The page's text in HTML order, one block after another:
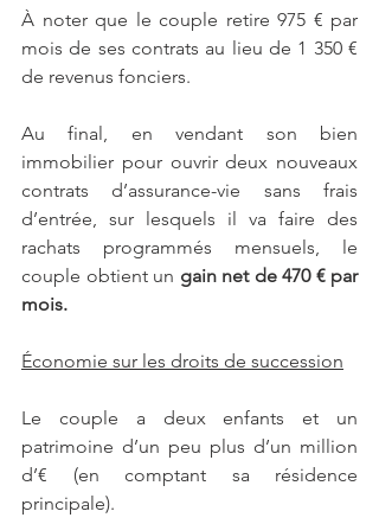
À noter que le couple retire 975 € par
mois de ses contrats au lieu de 1 350 €
de revenus fonciers.
Au final, en vendant son bien
immobilier pour ouvrir deux nouveaux
contrats d’assurance-vie sans frais
d’entrée, sur lesquels il va faire des
rachats programmés mensuels, le
couple obtient un gain net de 470 € par
mois.
Économie sur les droits de succession
Le couple a deux enfants et un
patrimoine d’un peu plus d’un million
d’€ (en comptant sa résidence
principale).